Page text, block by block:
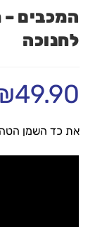
המכבים
לחנוכה
49.90
את כד השמן